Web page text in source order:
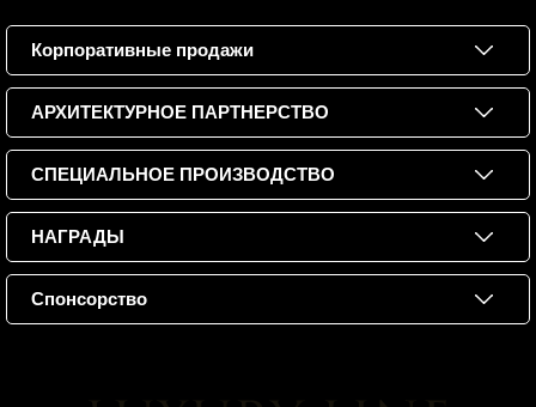
Корпоративные продажи
АРХИТЕКТУРНОЕ ПАРТНЕРСТВО
СПЕЦИАЛЬНОЕ ПРОИЗВОДСТВО
НАГРАДЫ
Спонсорство